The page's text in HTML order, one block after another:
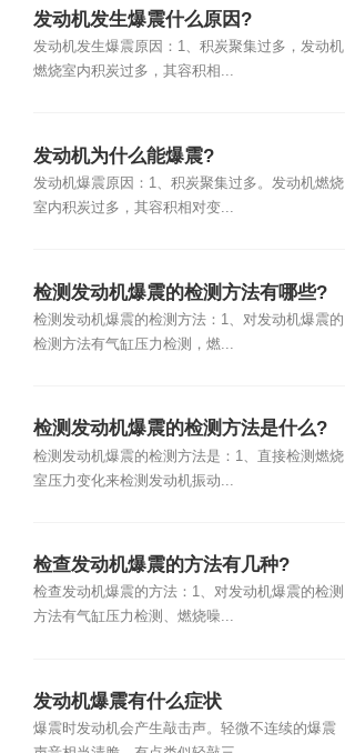
发动机发生爆震什么原因?
发动机发生爆震原因：1、积炭聚集过多，发动机
燃烧室内积炭过多，其容积相...
发动机为什么能爆震?
发动机爆震原因：1、积炭聚集过多。发动机燃烧
室内积炭过多，其容积相对变...
检测发动机爆震的检测方法有哪些?
检测发动机爆震的检测方法：1、对发动机爆震的
检测方法有气缸压力检测，燃...
检测发动机爆震的检测方法是什么?
检测发动机爆震的检测方法是：1、直接检测燃烧
室压力变化来检测发动机振动...
检查发动机爆震的方法有几种?
检查发动机爆震的方法：1、对发动机爆震的检测
方法有气缸压力检测、燃烧噪...
发动机爆震有什么症状
爆震时发动机会产生敲击声。轻微不连续的爆震